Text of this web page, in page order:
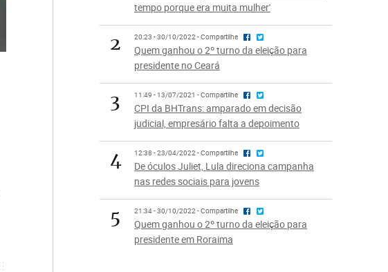
tempo porque era muita mulher'
2 20:23 - 30/10/2022 - Compartilhe
Quem ganhou o 2º turno da eleição para
presidente no Ceará
3 11:49 - 13/07/2021 - Compartilhe
CPI da BHTrans: amparado em decisão
judicial, empresário falta a depoimento
4 12:38 - 23/04/2022 - Compartilhe
De óculos Juliet, Lula direciona campanha
nas redes sociais para jovens
5 21:34 - 30/10/2022 - Compartilhe
Quem ganhou o 2º turno da eleição para
presidente em Roraima